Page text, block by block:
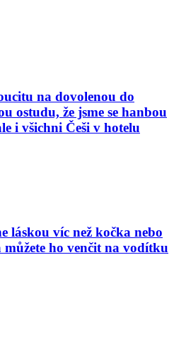
na dovolenou do
ostudu, že jsme se hanbou
i všichni Češi v hotelu
láskou víc než kočka nebo
ho venčit na vodítku